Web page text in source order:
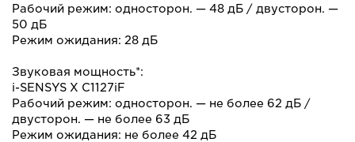
Рабочий режим: односторон. — 48 дБ / двусторон. —
50 дБ
Режим ожидания: 28 дБ
Звуковая мощность*:
i-SENSYS X C1127iF
Рабочий режим: односторон. — не более 62 дБ /
двусторон. — не более 63 дБ
Режим ожидания: не более 42 дБ